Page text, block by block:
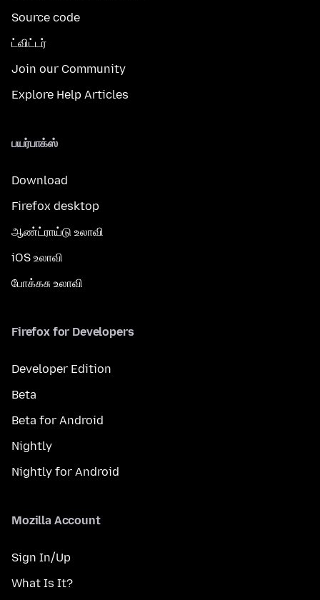
Source code
ட்விட்டர்
Join our Community
Explore Help Articles
பயர்பாக்ஸ்
Download
Firefox desktop
ஆண்ட்ராய்டு உலாவி
iOS உலாவி
போக்கசு உலாவி
Firefox for Developers
Developer Edition
Beta
Beta for Android
Nightly
Nightly for Android
Mozilla Account
Sign In/Up
What Is It?